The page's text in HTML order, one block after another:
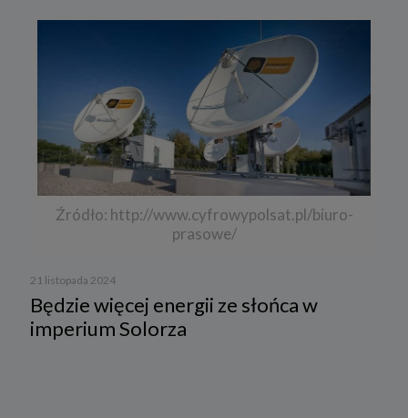
Źródło: http://www.cyfrowypolsat.pl/biuro-
prasowe/
21 listopada 2024
Będzie więcej energii ze słońca w
imperium Solorza